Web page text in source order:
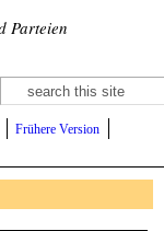
Parteien
Suchformular
Suche
Frühere Version